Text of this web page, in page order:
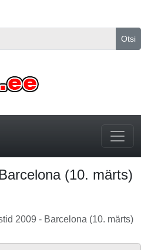
Otsi
(10. märts)
2009 - Barcelona (10. märts)